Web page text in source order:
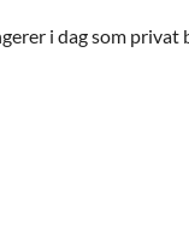
i dag som privat